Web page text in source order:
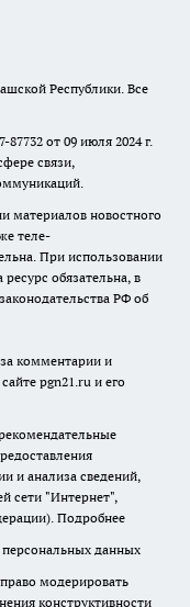
Республики. Все
от 09 июля 2024 г.
связи,
материалов новостного
теле-
При использовании
обязательна, в
РФ об
за комментарии и
pgn21.ru и его
и анализа сведений,
сети "Интернет",
Подробнее
данных
модерировать
конструктивности